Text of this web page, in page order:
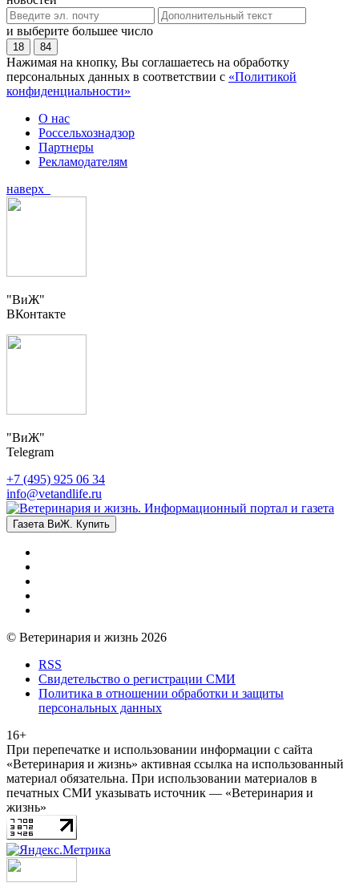
и выберите большее число
18 84
Нажимая на кнопку, Вы соглашаетесь на обработку
персональных данных в соответствии с «Политикой
конфиденциальности»
О нас
Россельхознадзор
Партнеры
Рекламодателям
наверх
"ВиЖ"
ВКонтакте
"ВиЖ"
Telegram
+7 (495) 925 06 34
info@vetandlife.ru
Газета ВиЖ. Купить
© Ветеринария и жизнь 2026
RSS
Свидетельство о регистрации СМИ
Политика в отношении обработки и защиты
персональных данных
16+
При перепечатке и использовании информации с сайта
«Ветеринария и жизнь» активная ссылка на использованный
материал обязательна. При использовании материалов в
печатных СМИ указывать источник — «Ветеринария и
жизнь»